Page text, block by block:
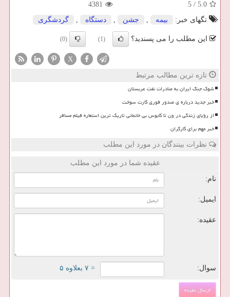
5.0
/
5
4381
تگهای خبر:
بیمه , جشن , دستگاه , گردشگری
این مطلب را می پسندید؟ (1)
(0)
X
تازه ترین مطالب مرتبط
شوک جنگ ایران به صادرات نفت عربستان
خبر جدید درباره ی صدور فوری کارت سوخت
از رؤیای زندگی در ون تا کابوس بی خانمانی تاریک ترین استعاره فیلم مسافر
خبر مهم برای کارگران
نظرات بینندگان در مورد این مطلب
عقیده شما در مورد این مطلب
نام:
ایمیل:
عقیده:
سوال: = ۷ بعلاوه ۵